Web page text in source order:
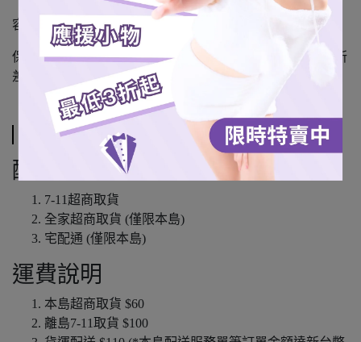
容量：530 ml
保溫效果：可保溫、保冷（依使用環境與內容物溫度而有所
差異）
運送方式
配送方式
7-11超商取貨
全家超商取貨 (僅限本島)
宅配通 (僅限本島)
運費說明
本島超商取貨 $60
離島7-11取貨 $100